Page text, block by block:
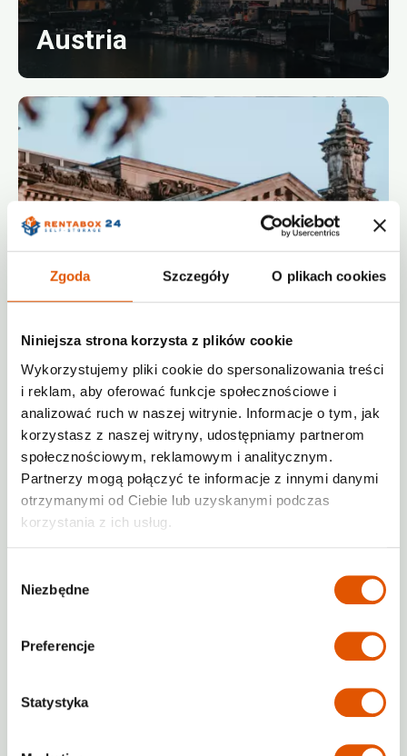
Zgoda Szczegóły O plikach cookies
Niniejsza strona korzysta z plików cookie
Wykorzystujemy pliki cookie do spersonalizowania treści
i reklam, aby oferować funkcje społecznościowe i
analizować ruch w naszej witrynie. Informacje o tym, jak
korzystasz z naszej witryny, udostępniamy partnerom
społecznościowym, reklamowym i analitycznym.
Partnerzy mogą połączyć te informacje z innymi danymi
otrzymanymi od Ciebie lub uzyskanymi podczas
korzystania z ich usług.
zgody
Niezbędne
Preferencje
Statystyka
Austria
Niemcy